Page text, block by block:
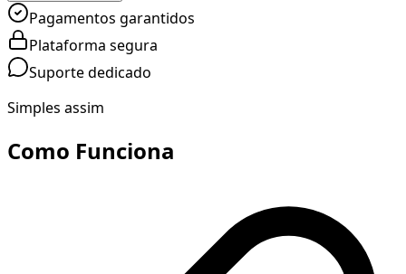
Pagamentos garantidos
Plataforma segura
Suporte dedicado
Simples assim
Como Funciona